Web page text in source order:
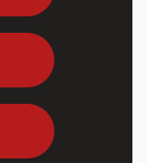
шаг из
любых
в 15
превысило 63